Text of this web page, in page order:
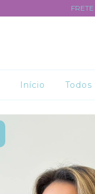
Início Todos